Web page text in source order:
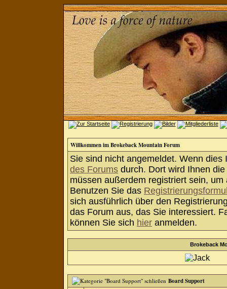
Willkommen im Brokeback Mountain Forum
Sie sind nicht angemeldet. Wenn
des Forums durch. Dort wird Ihnen
müssen außerdem registriert sein,
Benutzen Sie das
sich ausführlich über den
das Forum aus, das Sie interessiert.
können Sie sich hier anmelden.
Brokeback
Board Support